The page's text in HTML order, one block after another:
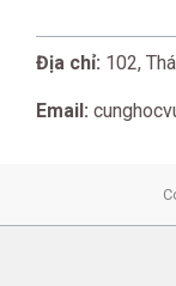
Địa chỉ: 102,
Email: